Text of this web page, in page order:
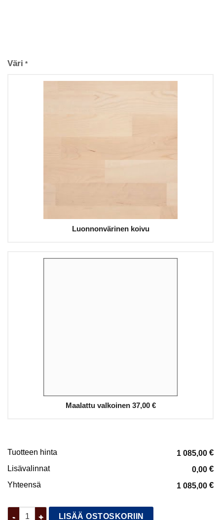
Väri *
Luonnonvärinen koivu
Maalattu valkoinen 37,00 €
Tuotteen hinta 1 085,00 €
Lisävalinnat 0,00 €
Yhteensä 1 085,00 €
Kuusamo kerrossänky määrä
LISÄÄ OSTOSKORIIN